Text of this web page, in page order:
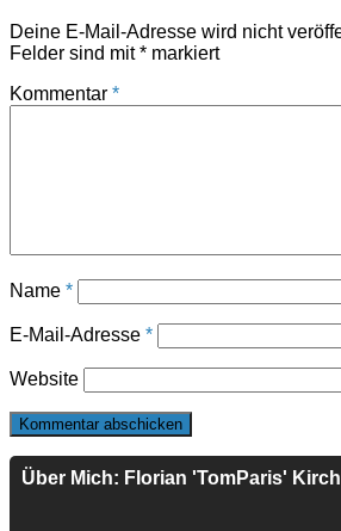
Deine E-Mail-Adresse wird nicht
Felder sind mit* markiert
Kommentar *
Name *
E-Mail-Adresse *
Website
Über Mich: Florian 'TomParis'